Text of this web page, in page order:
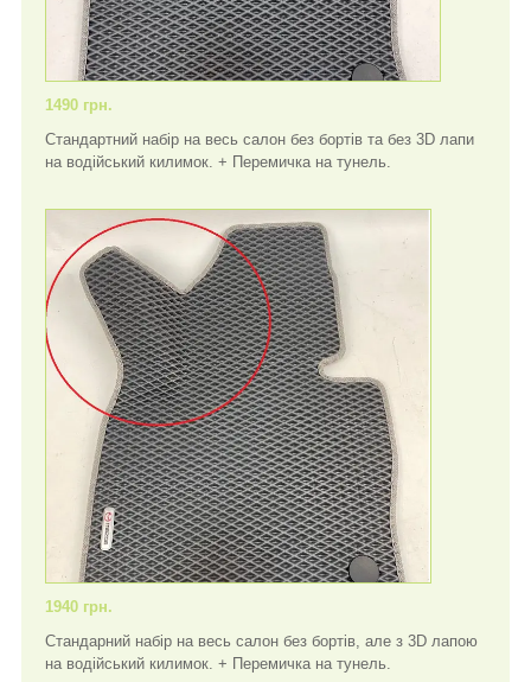
1490 грн.
Стандартний набір на весь салон без бортів та без 3D лапи
на водійський килимок. + Перемичка на тунель.
1940 грн.
Стандарний набір на весь салон без бортів, але з 3D лапою
на водійський килимок. + Перемичка на тунель.